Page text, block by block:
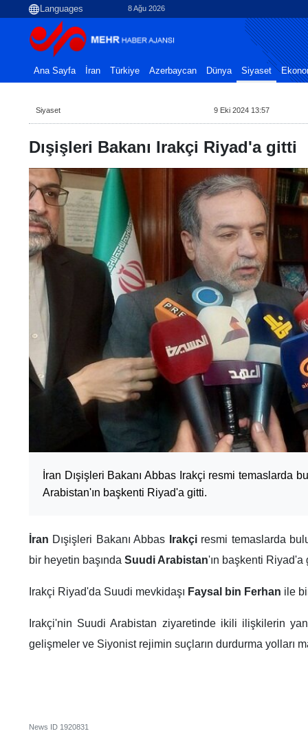
8 Ağu 2026
Ana Sayfa İran Türkiye Azerbaycan Dünya Siyaset
Siyaset 9 Eki 2024 13:57
Dışişleri Bakanı Irakçi Riyad'a gitti
İran Dışişleri Bakanı Abbas Irakçi resmi temaslarda
Arabistan'ın başkenti Riyad'a gitti.
İran Dışişleri Bakanı Abbas Irakçiresmi temaslarda
bir heyetin başında Suudi Arabistan'ın başkenti Riyad'a
Irakçi Riyad'da Suudi mevkidaşı Faysal bin Ferhan ile
Irakçi'nin Suudi Arabistan ziyaretinde ikili ilişkilerin
gelişmeler ve Siyonist rejimin suçların durdurma yolları
News ID 1920831